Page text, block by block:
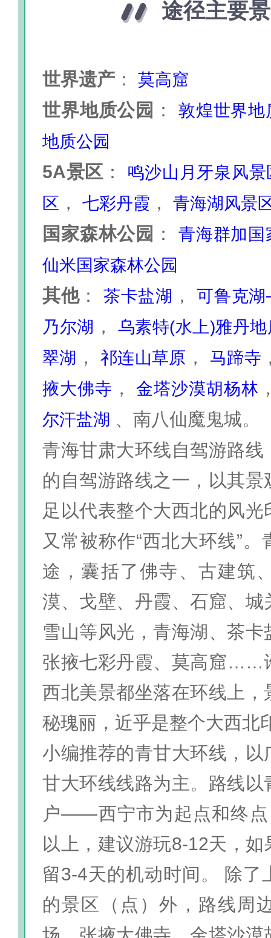
途径主要
世界遗产 ： 莫高窟
世界地质公园 ：
敦煌世界地
地质公园
5A景区 ：
鸣沙山月牙泉风景
区 ， 七彩丹霞 ， 青海湖风景
国家森林公园 ：
青海群加
仙米国家森林公园
其他： 茶卡盐湖 ，
可鲁克
乃尔湖 ，
乌素特(水上)雅丹
翠湖 ， 祁连山草原 ， 马蹄寺
掖大佛寺 ， 金塔沙漠胡杨林
尔汗盐湖 、南八仙魔鬼城。
青海甘肃大环线自驾游路线
的自驾游路线之一，以其
足以代表整个大西北的风
又常被称作“西北大环线”
途，囊括了佛寺、古建筑
漠、戈壁、丹霞、石窟、城
雪山等风光，青海湖、茶卡
张掖七彩丹霞、莫高窟……
西北美景都坐落在环线上，
秘瑰丽，近乎是整个大西北
小编推荐的青甘大环线，以
甘大环线线路为主。路线以
户——西宁市为起点和终点
以上，建议游玩8-12天，
留3-4天的机动时间。 除了
的景区（点）外，路线周